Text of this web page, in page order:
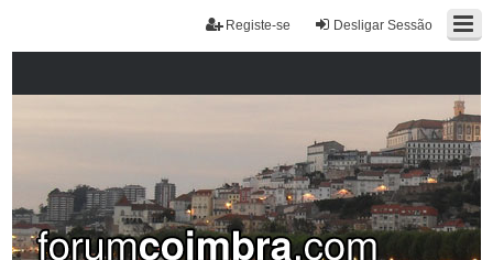
Desligar Sessão
Registe-se